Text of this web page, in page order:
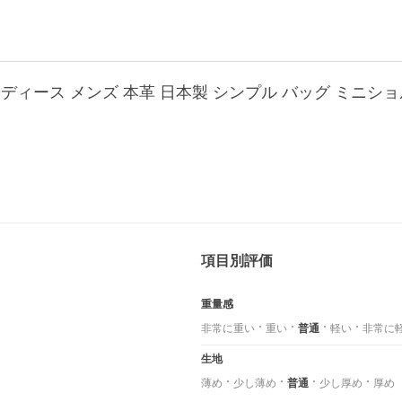
項目別評価
重量感
非常に重い
重い 普通 軽い 非常に
生地
薄め
少し薄め 普通 少し厚め 厚め